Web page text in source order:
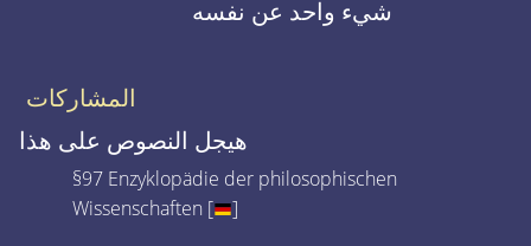
شيء واحد عن نفسه
المشاركات
هيجل النصوص على هذا
§97 Enzyklopädie der philosophischen
Wissenschaften [
]